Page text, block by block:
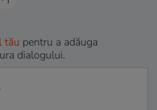
tău pentru a adăuga
dialogului.